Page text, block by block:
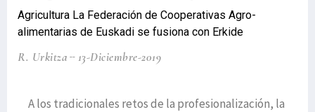
Agricultura La Federación de Cooperativas Agro-
alimentarias de Euskadi se fusiona con Erkide
R. Urkitza 13-Diciembre-2019
A los tradicionales retos de la profesionalización, la